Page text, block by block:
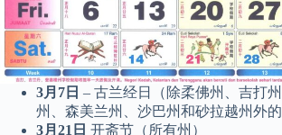
3月7日 – 古兰经日（除柔佛州、吉打
州、森美兰州、沙巴州和砂拉越州外的
3月21日 开斋节（所有州）